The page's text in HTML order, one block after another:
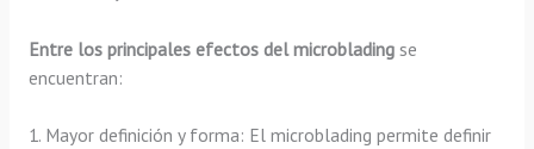
Entre los principales efectos del microbladingse
encuentran:
1. Mayor definición y forma: El microblading permite definir